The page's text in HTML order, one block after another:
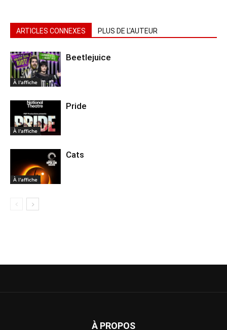
ARTICLES CONNEXES PLUS DE L'AUTEUR
À l'affiche
Beetlejuice
À l'affiche
Pride
À l'affiche
Cats
À PROPOS